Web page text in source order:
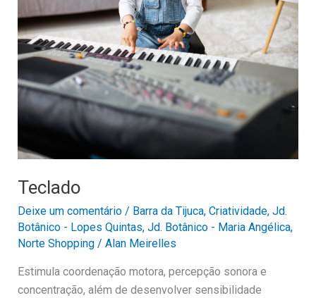
Teclado
Deixe um comentário / Barra da Tijuca, Criatividade, Jd.
Botânico - Lopes Quintas, Jd. Botânico - Maria Angélica,
Norte Shopping/ Alan Meirelles
Estimula coordenação motora, percepção sonora e
concentração, além de desenvolver sensibilidade